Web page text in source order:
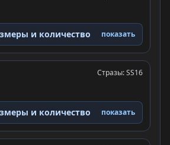
и количество показать
Стразы: SS16
и количество показать